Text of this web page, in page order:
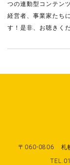
つの連動型コンテン
経営者、事業家たち
す！是非、お聴きく
〒060-0806
札